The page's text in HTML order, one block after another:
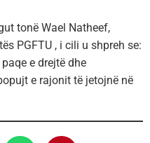
tonë Wael Natheef,
PGFTU , i cili u shpreh se:
e drejtë dhe
e rajonit të jetojnë në